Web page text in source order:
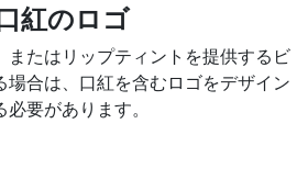
口紅のロゴ
またはリップティントを提供するビ
場合は、口紅を含むロゴをデザイン
必要があります。